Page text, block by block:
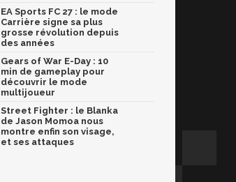
EA Sports FC 27 : le mode
Carrière signe sa plus
grosse révolution depuis
des années
Gears of War E-Day : 10
min de gameplay pour
découvrir le mode
multijoueur
Street Fighter : le Blanka
de Jason Momoa nous
montre enfin son visage,
et ses attaques